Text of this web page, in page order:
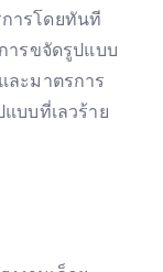
ารโดยทันที
ารขจัดรูปแบบ
ละมาตรการ
บบที่เลวร้าย